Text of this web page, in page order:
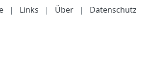
| Links | Über | Datenschutz